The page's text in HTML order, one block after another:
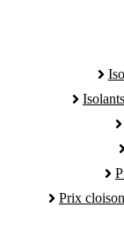
Prix cloison